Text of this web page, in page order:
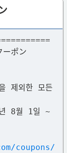
ポン
제외한 모든
8월 1일 ~
coupons/